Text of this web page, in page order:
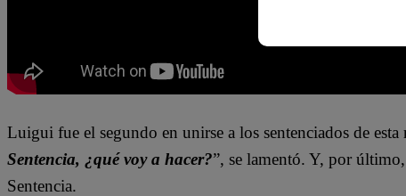
Luigui fue el segundo en unirse a los sentenciados de esta
Sentencia, ¿qué voy a hacer?”, se lamentó. Y, por
Sentencia.